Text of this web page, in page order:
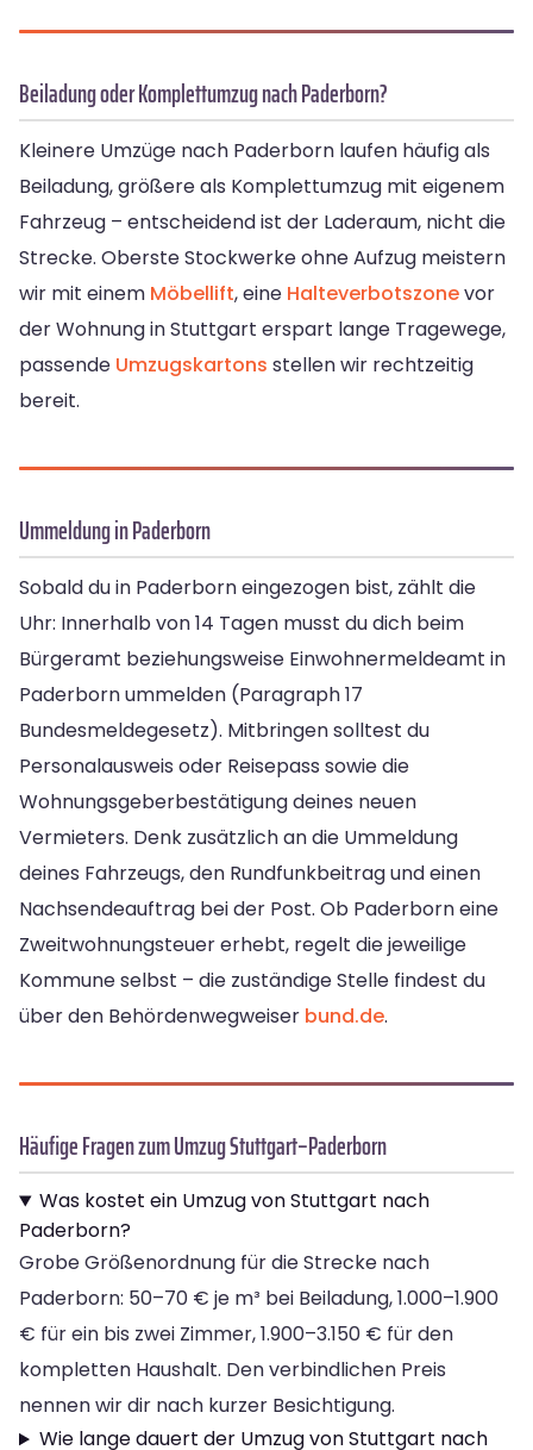
Beiladung oder Komplettumzug nach Paderborn?
Kleinere Umzüge nach Paderborn laufen häufig als
Beiladung, größere als Komplettumzug mit eigenem
Fahrzeug – entscheidend ist der Laderaum, nicht die
Strecke. Oberste Stockwerke ohne Aufzug meistern
wir mit einem Möbellift, eine Halteverbotszonevor
der Wohnung in Stuttgart erspart lange Tragewege,
passende Umzugskartons stellen wir rechtzeitig
bereit.
Ummeldung in Paderborn
Sobald du in Paderborn eingezogen bist, zählt die
Uhr: Innerhalb von 14 Tagen musst du dich beim
Bürgeramt beziehungsweise Einwohnermeldeamt in
Paderborn ummelden (Paragraph 17
Bundesmeldegesetz). Mitbringen solltest du
Personalausweis oder Reisepass sowie die
Wohnungsgeberbestätigung deines neuen
Vermieters. Denk zusätzlich an die Ummeldung
deines Fahrzeugs, den Rundfunkbeitrag und einen
Nachsendeauftrag bei der Post. Ob Paderborn eine
Zweitwohnungsteuer erhebt, regelt die jeweilige
Kommune selbst – die zuständige Stelle findest du
über den Behördenwegweiser bund.de.
Häufige Fragen zum Umzug Stuttgart–Paderborn
Was kostet ein Umzug von Stuttgart nach
Paderborn?
Grobe Größenordnung für die Strecke nach
Paderborn: 50–70 € je m³ bei Beiladung, 1.000–1.900
€ für ein bis zwei Zimmer, 1.900–3.150 € für den
kompletten Haushalt. Den verbindlichen Preis
nennen wir dir nach kurzer Besichtigung.
Wie lange dauert der Umzug von Stuttgart nach